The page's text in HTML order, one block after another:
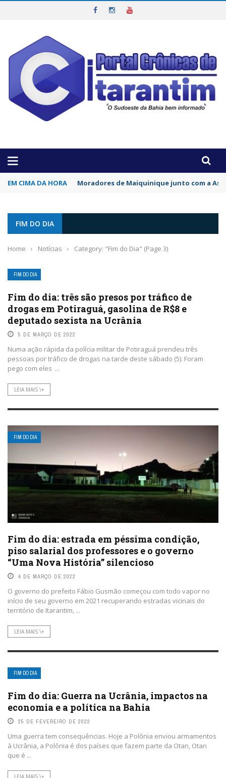
EM CIMA DA HORA Coluna de sexta-feira: ‘Fogo no
FIM DO DIA
Home › Notícias › Category: "Fim do Dia" (Page 3)
FIM DO DIA
Fim do dia: três são presos por tráfico de
drogas em Potiraguá, gasolina de R$8 e
deputado sexista na Ucrânia
5 DE MARÇO DE 2022
Numa ação rápida da polícia militar de Potiraguá prendeu três
pessoas por tráfico de drogas na tarde deste sábado (5). Foram
pego com eles ...
LEIA MAIS \+
FIM DO DIA
Fim do dia: estrada em péssima condição,
piso salarial dos professores e o governo
“Uma Nova História” silencioso
4 DE MARÇO DE 2022
O governo do prefeito Fábio Gusmão começou com todo vapor no
início de seu governo em 2021 recuperando estradas vicinais do
território de Itarantim, ...
LEIA MAIS \+
FIM DO DIA
Fim do dia: Guerra na Ucrânia, impactos na
economia e a política na Bahia
25 DE FEVEREIRO DE 2022
Uma guerra tem consequências. Hoje a Polônia enviou armamentos
à Ucrânia, a Polônia é dos países que fazem parte da Otan, Otan
que é ...
LEIA MAIS \+